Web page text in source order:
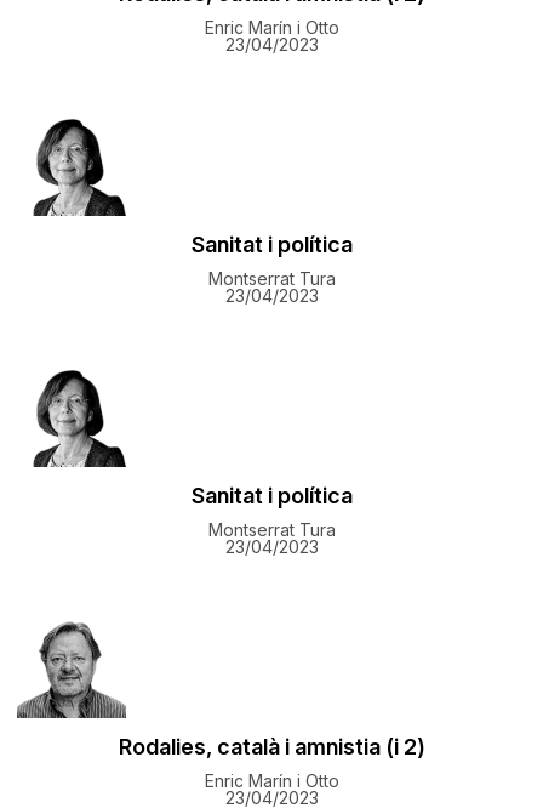
Enric Marín i Otto
23/04/2023
Sanitat i política
Montserrat Tura
23/04/2023
Sanitat i política
Montserrat Tura
23/04/2023
Rodalies, català i amnistia (i 2)
Enric Marín i Otto
23/04/2023